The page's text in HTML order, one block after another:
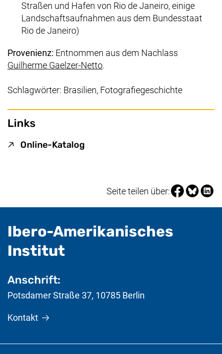
Straßen und Hafen von Rio de Janeiro, einige
Landschaftsaufnahmen aus dem Bundesstaat
Rio de Janeiro)
Provenienz: Entnommen aus dem Nachlass
Guilherme Gaelzer-Netto(externer Link, öffnet neues
.
Schlagwörter: Brasilien, Fotografiegeschichte
Links
Online-Katalog
Seite teilen über:Seite über
Seite
Ibero-Amerikanisches
Institut- nützliche
Anschrift:
Potsdamer Straße 37, 10785 Berlin
Kontakt